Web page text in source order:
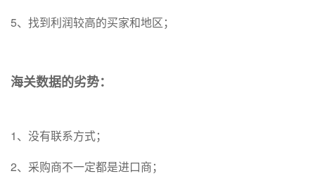
5、找到利润较高的买家和地区；
海关数据的劣势：
1、没有联系方式；
2、采购商不一定都是进口商；